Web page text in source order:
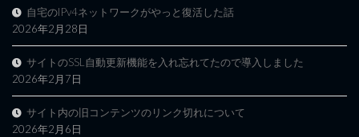
自宅のIPv4ネットワークがやっと復活した話
2026年2月28日
サイトのSSL自動更新機能を入れ忘れてたので導入しました
2026年2月7日
サイト内の旧コンテンツのリンク切れについて
2026年2月6日